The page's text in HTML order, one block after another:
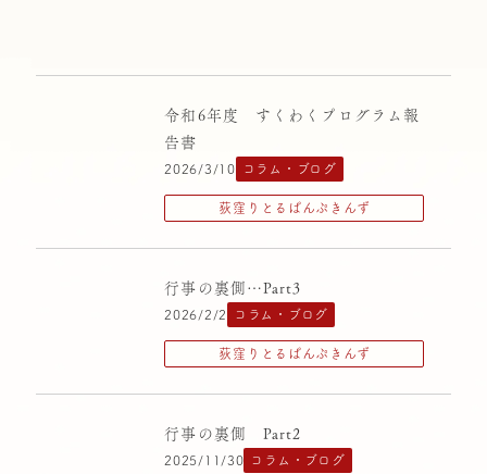
こどもの園りとるぱんぷきんず
ばにらびぃんず横浜
ばにらびぃんず高円寺
大塚りとるぱんぷきんず
横浜りとるぱんぷきんず
荻窪りとるぱんぷきんず
西原りとるぱんぷきんず
令和6年度 すくわくプログラム報
告書
2026/3/10 コラム・ブログ
荻窪りとるぱんぷきんず
行事の裏側…Part3
2026/2/2 コラム・ブログ
荻窪りとるぱんぷきんず
行事の裏側 Part2
2025/11/30 コラム・ブログ